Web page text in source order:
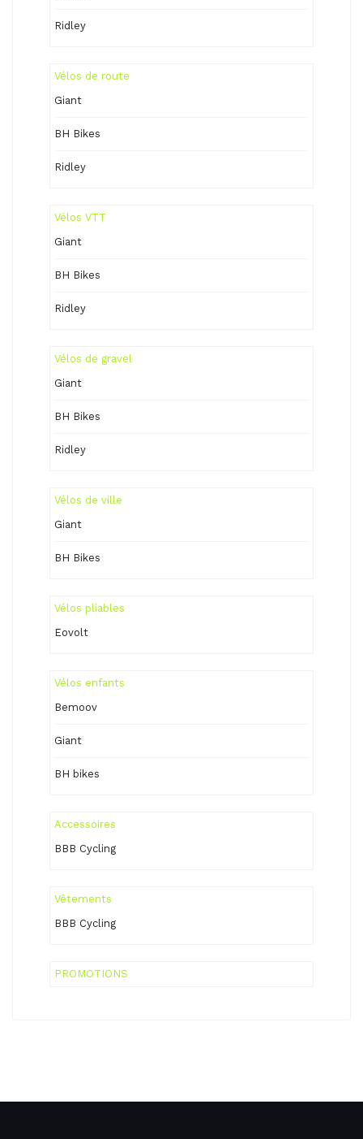
Ridley
Vélos de route
Giant
BH Bikes
Ridley
Vélos VTT
Giant
BH Bikes
Ridley
Vélos de gravel
Giant
BH Bikes
Ridley
Vélos de ville
Giant
BH Bikes
Vélos pliables
Eovolt
Vélos enfants
Bemoov
Giant
BH bikes
Accessoires
BBB Cycling
Vêtements
BBB Cycling
PROMOTIONS